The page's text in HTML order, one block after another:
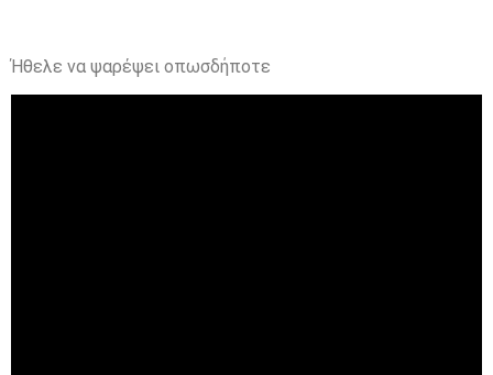
Ήθελε να ψαρέψει οπωσδήποτε